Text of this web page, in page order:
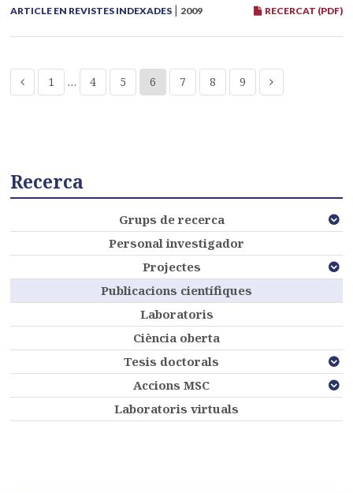
RECERCAT (PDF)
ARTICLE EN REVISTES INDEXADES | 2009
1 … 4 5 6 7 8 9
Recerca
Grups de recerca
Personal investigador
Projectes
Publicacions científiques
Laboratoris
Ciència oberta
Tesis doctorals
Accions MSC
Laboratoris virtuals